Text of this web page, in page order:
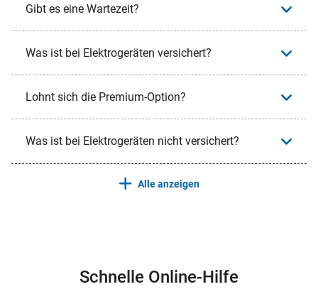
Gibt es eine Wartezeit?
Was ist bei Elektrogeräten versichert?
Lohnt sich die Premium-Option?
Was ist bei Elektrogeräten nicht versichert?
Alle anzeigen
Schnelle Online-Hilfe